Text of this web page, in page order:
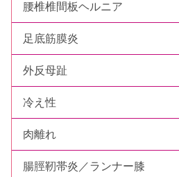
腰椎椎間板ヘルニア
足底筋膜炎
外反母趾
冷え性
肉離れ
腸脛靭帯炎／ランナー膝